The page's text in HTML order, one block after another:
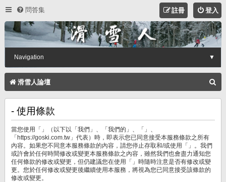
問答集 登入
註冊
Navigation ▼
滑雪人論壇
尋
- 使用條款
當您使用「」（以下以「我們」、「我們的」、「」、
「https://goski.com.tw」代表）時，即表示您已同意接受本服務條款之所有
內容。如果您不同意本服務條款的內容，請您停止存取和/或使用「」。我們
或許會於任何時間修改或變更本服務條款之內容，雖然我們也會盡力通知您
任何條款的修改或變更，但仍建議您在使用「」時隨時注意是否有修改或變
更。您於任何修改或變更後繼續使用本服務，將視為您已同意接受該條款的
修改或變更。